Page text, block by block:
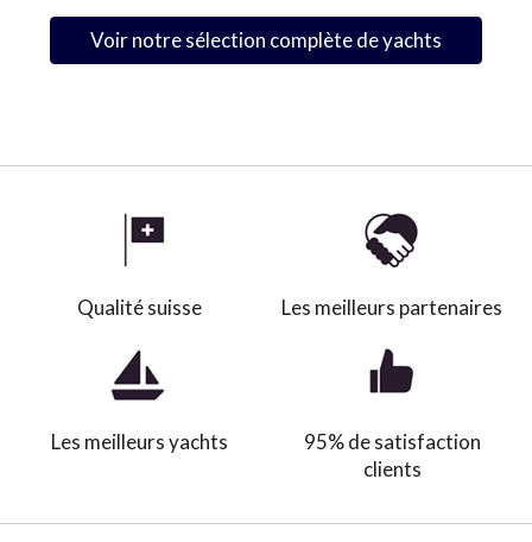
Voir notre sélection complète de yachts
Qualité suisse Les meilleurs partenaires
Les meilleurs yachts
95% de satisfaction
clients